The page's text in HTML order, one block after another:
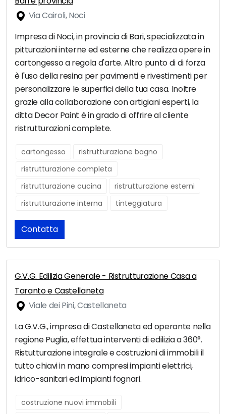
Via Cairoli, Noci
Impresa di Noci, in provincia di Bari, specializzata in
pitturazioni interne ed esterne che realizza opere in
cartongesso a regola d'arte. Altro punto di di forza
è l'uso della resina per pavimenti e rivestimenti per
personalizzare le superfici della tua casa. Inoltre
grazie alla collaborazione con artigiani esperti, la
ditta Decor Paint è in grado di offrire al cliente
ristrutturazioni complete.
cartongesso
ristrutturazione bagno
ristrutturazione completa
ristrutturazione cucina
ristrutturazione esterni
ristrutturazione interna
tinteggiatura
Contatta
G.V.G. Edilizia Generale - Ristrutturazione Casa a
Taranto e Castellaneta
Viale dei Pini, Castellaneta
La G.V.G., impresa di Castellaneta ed operante nella
regione Puglia, effettua interventi di edilizia a 360°.
Ristutturazione integrale e costruzioni di immobili il
tutto chiavi in mano compresi impianti elettrici,
idrico-sanitari ed impianti fognari.
costruzione nuovi immobili